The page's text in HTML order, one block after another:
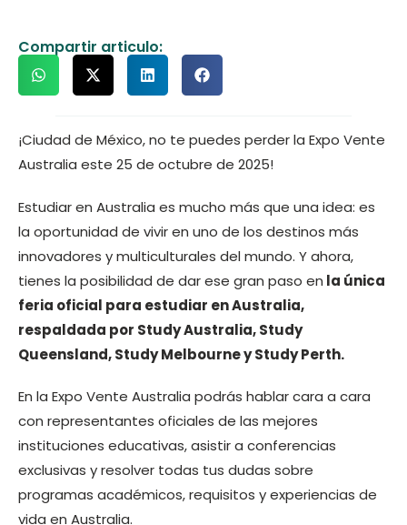
Compartir articulo:
¡Ciudad de México, no te puedes perder la Expo Vente
Australia este 25 de octubre de 2025!
Estudiar en Australia es mucho más que una idea: es
la oportunidad de vivir en uno de los destinos más
innovadores y multiculturales del mundo. Y ahora,
tienes la posibilidad de dar ese gran paso en la única
feria oficial para estudiar en Australia,
respaldada por Study Australia, Study
Queensland, Study Melbourne y Study Perth.
En la Expo Vente Australia podrás hablar cara a cara
con representantes oficiales de las mejores
instituciones educativas, asistir a conferencias
exclusivas y resolver todas tus dudas sobre
programas académicos, requisitos y experiencias de
vida en Australia.